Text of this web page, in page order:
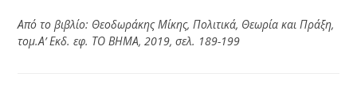
Από το βιβλίο: Θεοδωράκης Μίκης, Πολιτικά, Θεωρία και Πράξη,
τομ.Α’ Εκδ. εφ. ΤΟ ΒΗΜΑ, 2019, σελ. 189-199